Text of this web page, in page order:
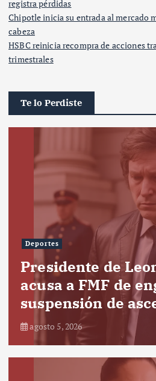
registra pérdidas
Chipotle inicia su entrada al mercado
cabeza
HSBC reinicia recompra de acciones
trimestrales
Te lo Perdiste
Deportes
Presidente de
acusa a FMF de
suspensión de
agosto 5, 2026